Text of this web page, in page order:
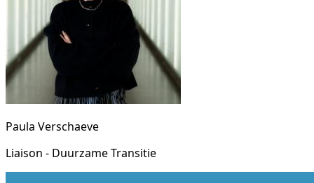
Paula Verschaeve
Liaison - Duurzame Transitie